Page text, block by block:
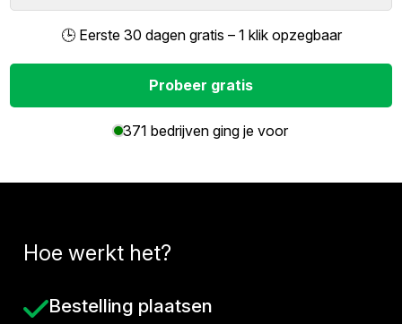
🕒 Eerste 30 dagen gratis – 1 klik opzegbaar
Probeer gratis
371 bedrijven ging je voor
Hoe werkt het?
Bestelling plaatsen